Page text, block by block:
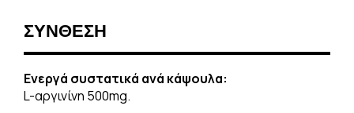
ΣΥΝΘΕΣΗ
Ενεργά συστατικά ανά κάψουλα:
L-αργινίνη 500mg.